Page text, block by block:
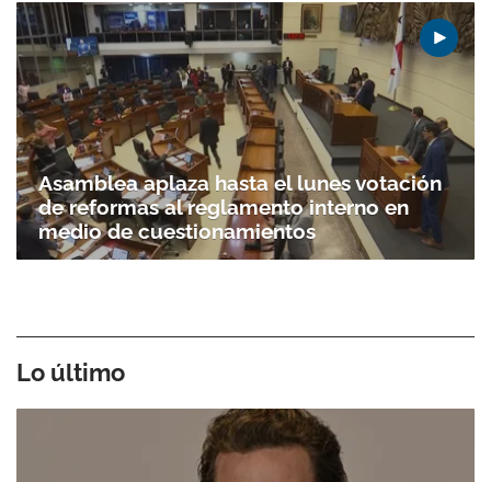
Asamblea aplaza hasta el lunes votación
de reformas al reglamento interno en
medio de cuestionamientos
Lo último